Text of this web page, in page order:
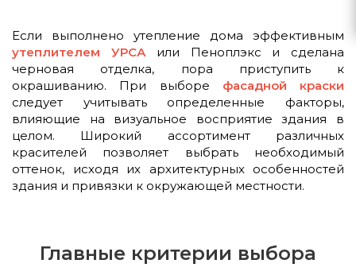
Если выполнено утепление дома эффективным
утеплителем УРСА или Пеноплэкс и сделана
черновая отделка, пора приступить к
окрашиванию. При выборе фасадной краски
следует учитывать определенные факторы,
влияющие на визуальное восприятие здания в
целом. Широкий ассортимент различных
красителей позволяет выбрать необходимый
оттенок, исходя их архитектурных особенностей
здания и привязки к окружающей местности.
Главные критерии выбора